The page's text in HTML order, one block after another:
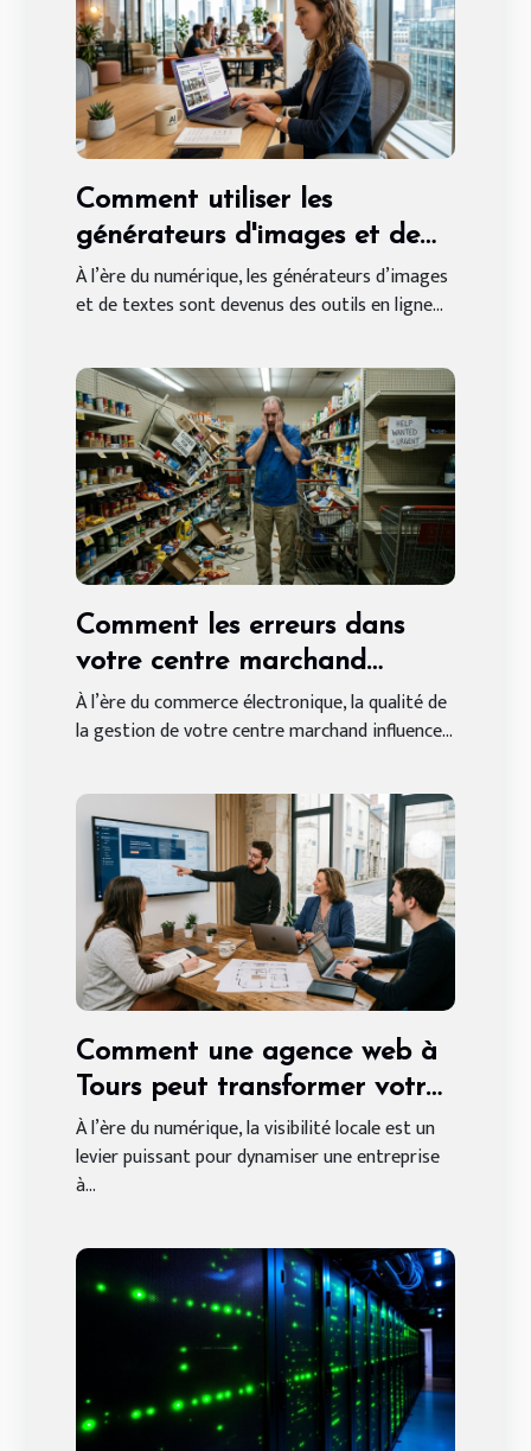
Comment utiliser les
générateurs d'images et de
textes en ligne gratuitement
?
À l’ère du numérique, les générateurs d’images
et de textes sont devenus des outils en ligne...
Comment les erreurs dans
votre centre marchand
peuvent affecter vos ventes
en ligne ?
À l’ère du commerce électronique, la qualité de
la gestion de votre centre marchand influence...
Comment une agence web à
Tours peut transformer votre
entreprise locale
À l’ère du numérique, la visibilité locale est un
levier puissant pour dynamiser une entreprise
à...